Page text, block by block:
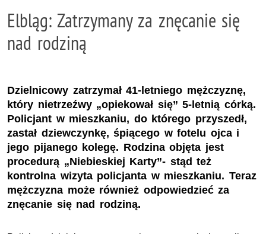
Elbląg: Zatrzymany za znęcanie się
nad rodziną
Dzielnicowy zatrzymał 41-letniego mężczyznę,
który nietrzeźwy „opiekował się” 5-letnią córką.
Policjant w mieszkaniu, do którego przyszedł,
zastał dziewczynkę, śpiącego w fotelu ojca i
jego pijanego kolegę. Rodzina objęta jest
procedurą „Niebieskiej Karty”- stąd też
kontrolna wizyta policjanta w mieszkaniu. Teraz
mężczyzna może również odpowiedzieć za
znęcanie się nad rodziną.